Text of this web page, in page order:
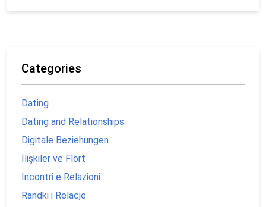
Categories
Dating
Dating and Relationships
Digitale Beziehungen
İlişkiler ve Flört
Incontri e Relazioni
Randki i Relacje